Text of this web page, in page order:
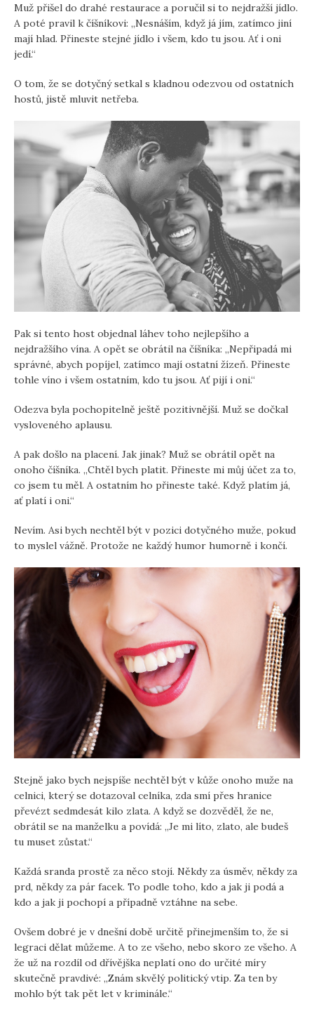
Muž přišel do drahé restaurace a poručil si to nejdražší jídlo.
A poté pravil k číšníkovi: „Nesnáším, když já jím, zatímco jiní
mají hlad. Přineste stejné jídlo i všem, kdo tu jsou. Ať i oni
jedí.“
O tom, že se dotyčný setkal s kladnou odezvou od ostatních
hostů, jistě mluvit netřeba.
Pak si tento host objednal láhev toho nejlepšího a
nejdražšího vína. A opět se obrátil na číšníka: „Nepřipadá mi
správné, abych popíjel, zatímco mají ostatní žízeň. Přineste
tohle víno i všem ostatním, kdo tu jsou. Ať pijí i oni.“
Odezva byla pochopitelně ještě pozitivnější. Muž se dočkal
vysloveného aplausu.
A pak došlo na placení. Jak jinak? Muž se obrátil opět na
onoho číšníka. „Chtěl bych platit. Přineste mi můj účet za to,
co jsem tu měl. A ostatním ho přineste také. Když platím já,
ať platí i oni.“
Nevím. Asi bych nechtěl být v pozici dotyčného muže, pokud
to myslel vážně. Protože ne každý humor humorně i končí.
Stejně jako bych nejspíše nechtěl být v kůže onoho muže na
celnici, který se dotazoval celníka, zda smí přes hranice
převézt sedmdesát kilo zlata. A když se dozvěděl, že ne,
obrátil se na manželku a povídá: „Je mi líto, zlato, ale budeš
tu muset zůstat.“
Každá sranda prostě za něco stojí. Někdy za úsměv, někdy za
prd, někdy za pár facek. To podle toho, kdo a jak ji podá a
kdo a jak ji pochopí a případně vztáhne na sebe.
Ovšem dobré je v dnešní době určitě přinejmenším to, že si
legraci dělat můžeme. A to ze všeho, nebo skoro ze všeho. A
že už na rozdíl od dřívějška neplatí ono do určité míry
skutečně pravdivé: „Znám skvělý politický vtip. Za ten by
mohlo být tak pět let v kriminále.“